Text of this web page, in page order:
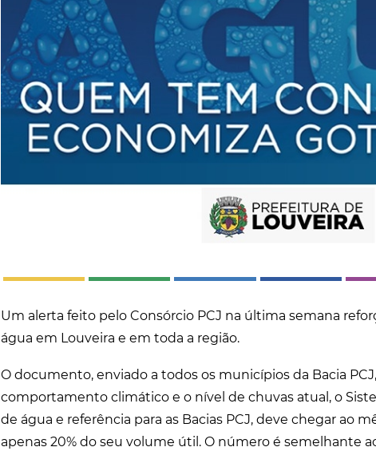
Um alerta feito pelo Consórcio PCJ na última semana
água em Louveira e em toda a região.
O documento, enviado a todos os municípios da Bacia
comportamento climático e o nível de chuvas atual, o
de água e referência para as Bacias PCJ, deve chegar ao
apenas 20% do seu volume útil. O número é semelhante